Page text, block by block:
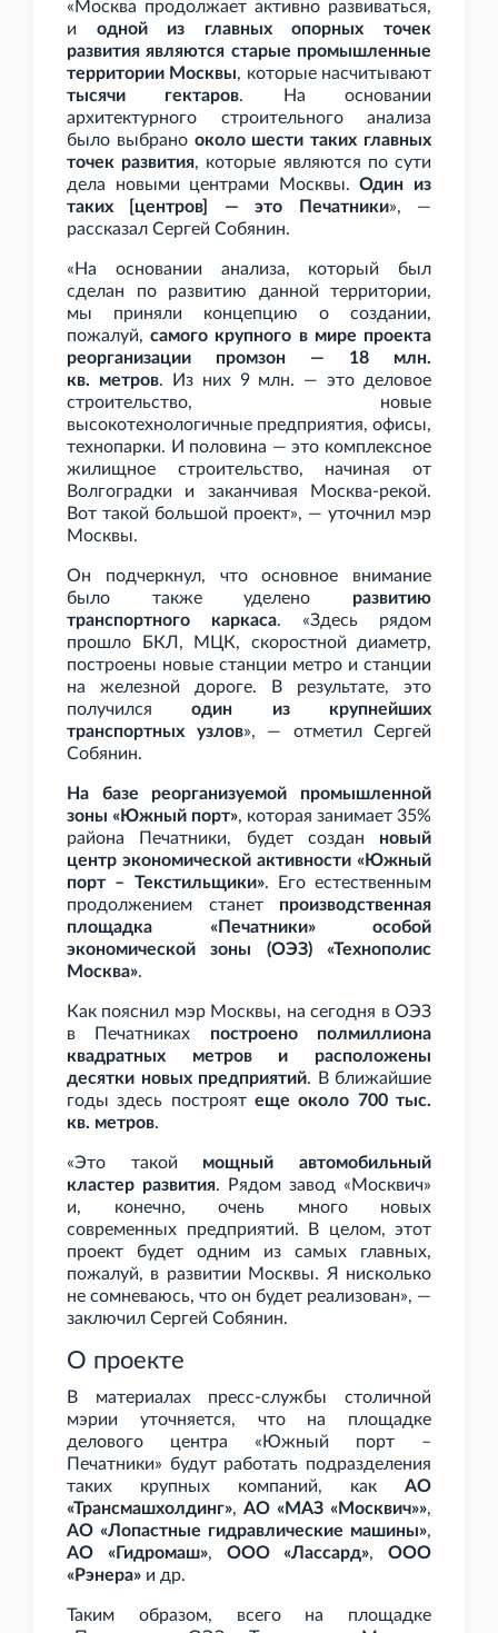
«Москва продолжает активно развиваться,
и одной из главных опорных точек
развития являются старые промышленные
территории Москвы, которые насчитывают
тысячи гектаров. На основании
архитектурного строительного анализа
было выбрано около шести таких главных
точек развития, которые являются по сути
дела новыми центрами Москвы.Один из
таких [центров] — это Печатники», —
рассказал Сергей Собянин.
«На основании анализа, который был
сделан по развитию данной территории,
мы приняли концепцию о создании,
пожалуй,самого крупного в мире проекта
реорганизации промзон — 18
млн.
кв.
метров. Из них 9 млн. — это деловое
строительство, новые
высокотехнологичные предприятия, офисы,
технопарки. И половина — это комплексное
жилищное строительство, начиная от
Волгоградки и заканчивая Москва-рекой.
Вот такой большой проект», — уточнил мэр
Москвы.
Он подчеркнул, что основное внимание
было также уделено развитию
транспортного каркаса. «Здесь рядом
прошло БКЛ, МЦК, скоростной диаметр,
построены новые станции метро и станции
на железной дороге. В результате, это
получилсяодин из крупнейших
транспортных узлов», — отметил Сергей
Собянин.
На базе реорганизуемой промышленной
зоны «Южный порт», которая занимает 35%
района Печатники, будет создан новый
центр экономической активности «Южный
порт – Текстильщики». Его естественным
продолжением станет производственная
площадка «Печатники» особой
экономической зоны (ОЭЗ) «Технополис
Москва».
Как пояснил мэр Москвы, на сегодня в ОЭЗ
в Печатниках построено полмиллиона
квадратных метров и расположены
десятки новых предприятий. В ближайшие
годы здесь построят еще около 700 тыс.
кв. метров.
«Это такой мощный автомобильный
кластер развития. Рядом завод «Москвич»
и, конечно, очень много новых
современных предприятий. В целом, этот
проект будет одним из самых главных,
пожалуй, в развитии Москвы. Я нисколько
не сомневаюсь, что он будет реализован», —
заключил Сергей Собянин.
О проекте
В материалах пресс-службы столичной
мэрии уточняется, что на площадке
делового центра «Южный порт –
Печатники» будут работать подразделения
таких крупных компаний, как АО
«Трансмашхолдинг», АО «МАЗ «Москвич»»,
АО «Лопастные гидравлические машины»,
АО «Гидромаш», ООО «Лассард», ООО
«Рэнера» и др.
Таким образом, всего на площадке